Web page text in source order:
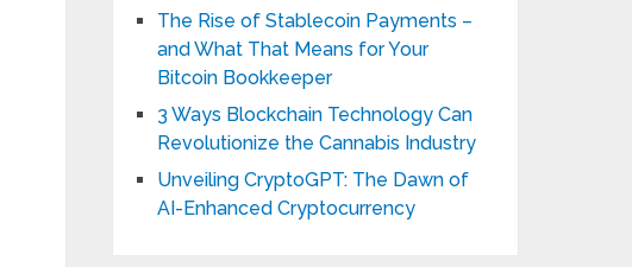
The Rise of Stablecoin Payments –
and What That Means for Your
Bitcoin Bookkeeper
3 Ways Blockchain Technology Can
Revolutionize the Cannabis Industry
Unveiling CryptoGPT: The Dawn of
AI-Enhanced Cryptocurrency